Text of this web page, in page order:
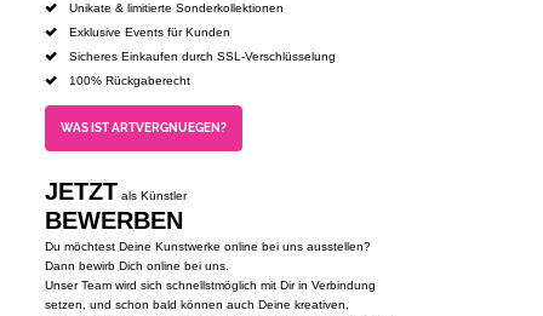
Unikate & limitierte Sonderkollektionen
Exklusive Events für Kunden
Sicheres Einkaufen durch SSL-Verschlüsselung
100% Rückgaberecht
WAS IST ARTVERGNUEGEN?
JETZT als Künstler
BEWERBEN
Du möchtest Deine Kunstwerke online bei uns ausstellen?
Dann bewirb Dich online bei uns.
Unser Team wird sich schnellstmöglich mit Dir in Verbindung
setzen, und schon bald können auch Deine kreativen,